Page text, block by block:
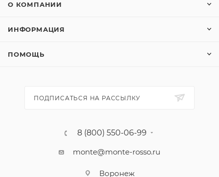
О КОМПАНИИ
ИНФОРМАЦИЯ
ПОМОЩЬ
ПОДПИСАТЬСЯ НА РАССЫЛКУ
8 (800) 550-06-99
monte@monte-rosso.ru
Воронеж